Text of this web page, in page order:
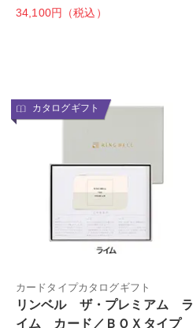
34,100円（税込）
カタログギフト
カードタイプカタログギフト
リンベル ザ・プレミアム ラ
イム カード／ＢＯＸタイプ